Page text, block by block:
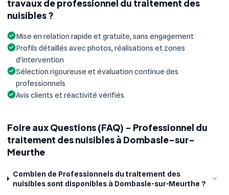
travaux de professionnel du traitement des
nuisibles ?
Mise en relation rapide et gratuite, sans engagement
Profils détaillés avec photos, réalisations et zones
d'intervention
Sélection rigoureuse et évaluation continue des
professionnels
Avis clients et réactivité vérifiés
Foire aux Questions (FAQ) - Professionnel du
traitement des nuisibles à Dombasle-sur-
Meurthe
Combien de Professionnels du traitement des
nuisibles sont disponibles à Dombasle-sur-Meurthe ?